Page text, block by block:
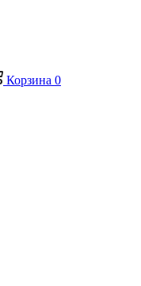
Корзина 0